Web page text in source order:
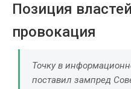
Позиция
провокация
Точку в
поставил зампред